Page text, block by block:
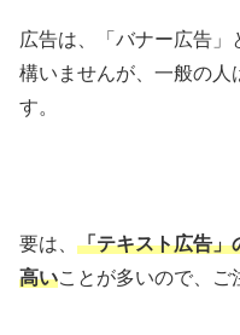
広告は、「バナー広告
構いませんが、一般の人
す。
要は、 「テキスト広告」
高いことが多いので、ご